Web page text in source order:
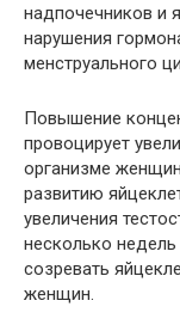
надпочечников и
нарушения
менструального
Повышение
провоцирует
организме
развитию
увеличения
несколько
созревать
женщин.